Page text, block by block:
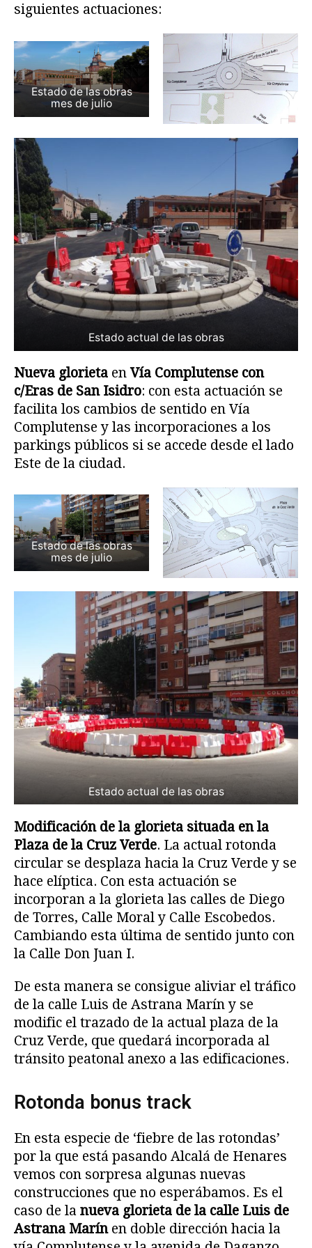
siguientes actuaciones:
Estado de las obras
mes de julio
Estado actual de las obras
Nueva glorieta enVía Complutense con
c/Eras de San Isidro: con esta actuación se
facilita los cambios de sentido en Vía
Complutense y las incorporaciones a los
parkings públicos si se accede desde el lado
Este de la ciudad.
Estado de las obras
mes de julio
Estado actual de las obras
Modificación de la glorieta situada en la
Plaza de la Cruz Verde. La actual rotonda
circular se desplaza hacia la Cruz Verde y se
hace elíptica. Con esta actuación se
incorporan a la glorieta las calles de Diego
de Torres, Calle Moral y Calle Escobedos.
Cambiando esta última de sentido junto con
la Calle Don Juan I.
De esta manera se consigue aliviar el tráfico
de la calle Luis de Astrana Marín y se
modific el trazado de la actual plaza de la
Cruz Verde, que quedará incorporada al
tránsito peatonal anexo a las edificaciones.
Rotonda bonus track
En esta especie de ‘fiebre de las rotondas’
por la que está pasando Alcalá de Henares
vemos con sorpresa algunas nuevas
construcciones que no esperábamos. Es el
caso de la nueva glorieta de la calle Luis de
Astrana Marínen doble dirección hacia la